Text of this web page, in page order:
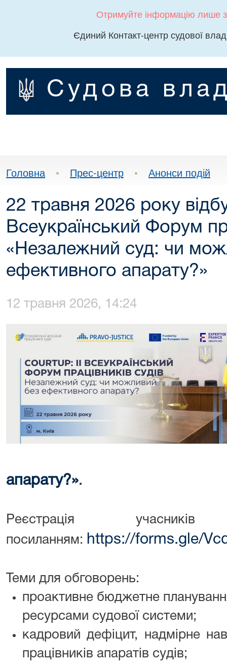
Отримуйте інформацію лише
Єдиний Контакт-центр судової
Судова
Головна • Прес-центр • Анонси подій
22 травня 2026 року
Всеукраїнський Форум
«Незалежний суд: чи
ефективного апарату?»
12 травня 2026, 14:24
апарату?».
Реєстрація
посиланням: https://forms.gle/
Теми для обговорень:
проактивне бюджетне
ресурсами судової системи;
кадровий дефіцит, надмірне
працівників апаратів судів;